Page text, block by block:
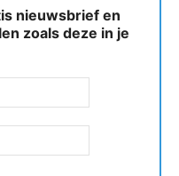
nieuwsbrief en
zoals deze in je